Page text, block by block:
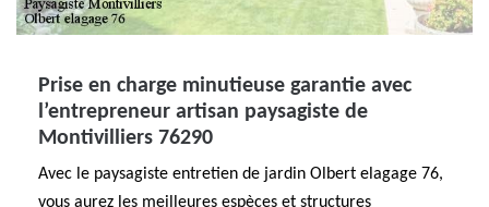
Prise en charge minutieuse garantie avec
l’entrepreneur artisan paysagiste de
Montivilliers 76290
Avec le paysagiste entretien de jardin Olbert elagage 76,
vous aurez les meilleures espèces et structures